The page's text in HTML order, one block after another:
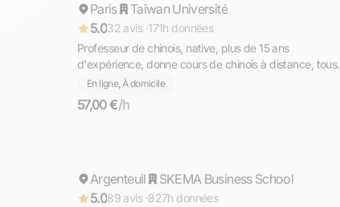
Répond rapidement
Paris
Taîwan Université
5.032 avis ·171h données
Professeur de chinois, native, plus de 15 ans
d'expérience, donne cours de chinois à distance, tous
niveaux
En ligne, À domicile
57,00 €/h
Répond rapidement
Argenteuil
SKEMA Business School
5.089 avis ·827h données